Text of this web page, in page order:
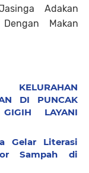
Adakan
Makan
DI PUNCAK
LAYANI
Gelar Literasi
Sampah di